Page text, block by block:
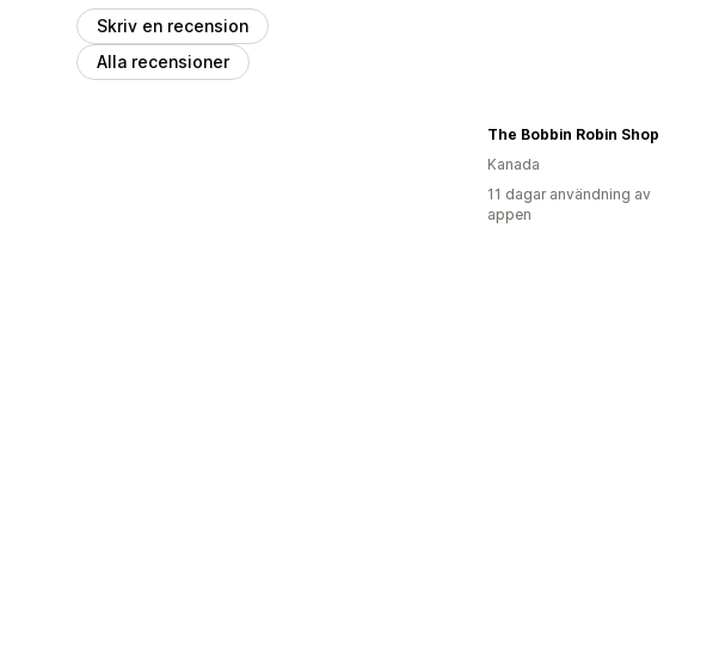
Skriv en recension
Alla recensioner
The Bobbin Robin Shop
Kanada
11 dagar användning av
appen